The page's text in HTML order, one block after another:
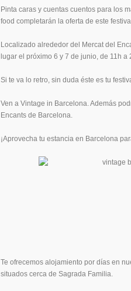
Pinta caras y cuentas cuentos para los
food completarán la oferta de este
Localizado alrededor del Mercat del
lugar el próximo 6 y 7 de junio, de 11h a
Si te va lo retro, sin duda éste es tu
Ven a Vintage in Barcelona. Además
Encants de Barcelona.
¡Aprovecha tu estancia en Barcelona
Te ofrecemos alojamiento por días en
situados cerca de Sagrada Familia.